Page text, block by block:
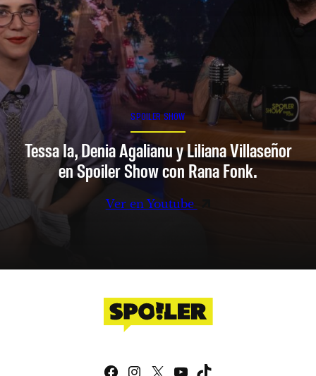
SPOILER SHOW
Tessa Ia, Denia Agalianu y Liliana Villaseñor
en Spoiler Show con Rana Fonk.
Ver en Youtube
Facebook
Instagram
X YouTube